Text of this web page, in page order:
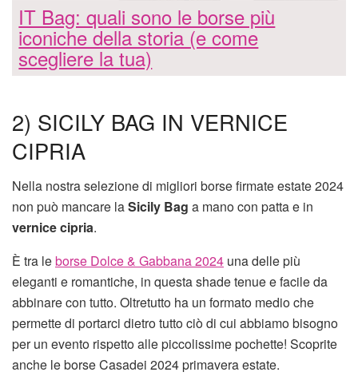
IT Bag: quali sono le borse più
iconiche della storia (e come
scegliere la tua)
2) SICILY BAG IN VERNICE
CIPRIA
Nella nostra selezione di migliori borse firmate estate 2024
non può mancare laSicily Bag a mano con patta e in
vernicecipria.
È tra leborse Dolce & Gabbana 2024 una delle più
eleganti e romantiche, in questa shade tenue e facile da
abbinare con tutto. Oltretutto ha un formato medio che
permette di portarci dietro tutto ciò di cui abbiamo bisogno
per un evento rispetto alle piccolissime pochette! Scoprite
anche le borse Casadei 2024 primavera estate.